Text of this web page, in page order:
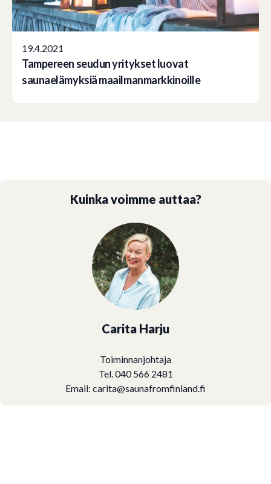
19.4.2021
Tampereen seudun yritykset luovat
saunaelämyksiä maailmanmarkkinoille
Kuinka voimme auttaa?
Carita Harju
Toiminnanjohtaja
Tel. 040 566 2481
Email: carita@saunafromfinland.fi